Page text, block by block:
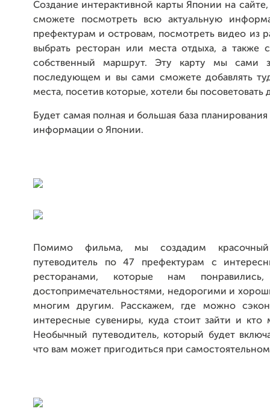
Создание интерактивной карты Японии на
сможете посмотреть всю актуальную
префектурам и островам, посмотреть видео из
выбрать ресторан или места отдыха, а также
собственный маршрут. Эту карту мы сами
последующем и вы сами сможете добавлять
места, посетив которые, хотели бы посоветовать
Будет самая полная и большая база
информации о Японии.
Помимо фильма, мы создадим
путеводитель по 47 префектурам с
ресторанами, которые нам
достопримечательностями, недорогими и
многим другим. Расскажем, где можно
интересные сувениры, куда стоит зайти и кто
Необычный путеводитель, который будет
что вам может пригодиться при